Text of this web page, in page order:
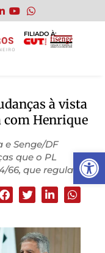
Abrir
FILIADO À:
à vista
com Henrique
e Senge/DF
que o PL
66, que regula a